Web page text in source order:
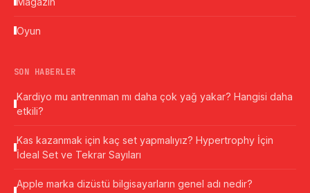
Oyun
SON HABERLER
Kardiyo mu antrenman mı daha çok yağ yakar? Hangisi daha
etkili?
Kas kazanmak için kaç set yapmalıyız? Hypertrophy İçin
İdeal Set ve Tekrar Sayıları
Apple marka dizüstü bilgisayarların genel adı nedir?